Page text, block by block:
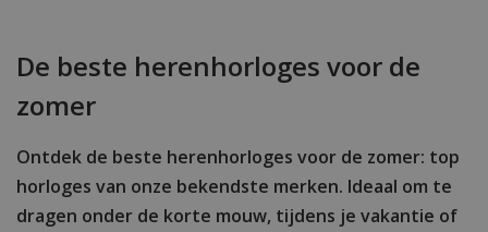
De beste herenhorloges voor de
zomer
Ontdek de beste herenhorloges voor de zomer: top
horloges van onze bekendste merken. Ideaal om te
dragen onder de korte mouw, tijdens je vakantie of